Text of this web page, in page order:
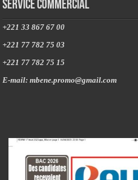
Service commercial
+221 33 867 67 00
+221 77 782 75 03
+221 77 782 75 15
E-mail: mbene.promo@gmail.com